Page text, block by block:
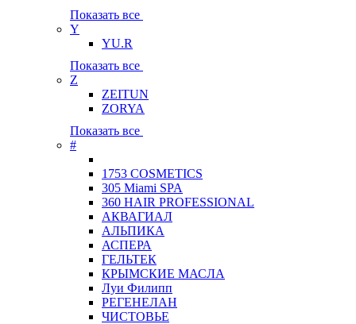
Показать все
Y
YU.R
Показать все
Z
ZEITUN
ZORYA
Показать все
#
1753 COSMETICS
305 Miami SPA
360 HAIR PROFESSIONAL
АКВАГИАЛ
АЛЬПИКА
АСПЕРА
ГЕЛЬТЕК
КРЫМСКИЕ МАСЛА
Луи Филипп
РЕГЕНЕЛАН
ЧИСТОВЬЕ